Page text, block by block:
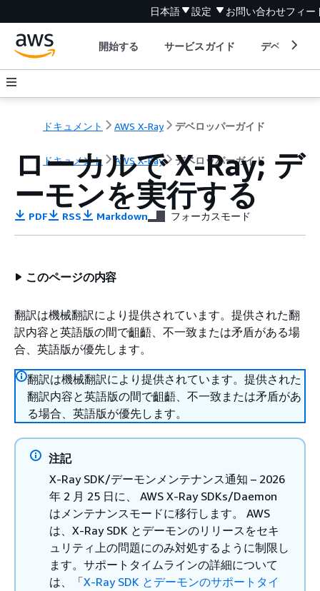
日本語 設定 お問い合わせフィー
開始する サービスガイド デベロッパ
ドキュメント AWS X-Ray デベロッパーガイド
ドキュメント AWS X-Ray デベロッパーガイド
ローカルで X-Ray; デ
ーモンを実行する
PDF RSS Markdown フォーカスモード
このページの内容
翻訳は機械翻訳により提供されています。提供された翻
訳内容と英語版の間で齟齬、不一致または矛盾がある場
合、英語版が優先します。
翻訳は機械翻訳により提供されています。提供された
翻訳内容と英語版の間で齟齬、不一致または矛盾があ
る場合、英語版が優先します。
注記
X-Ray SDK/デーモンメンテナンス通知 – 2026
年 2 月 25 日に、 AWS X-Ray SDKs/Daemon
はメンテナンスモードに移行します。 AWS
は、X-Ray SDK とデーモンのリリースをセキ
ュリティ上の問題にのみ対処するように制限し
ます。サポートタイムラインの詳細について
は、「X-Ray SDK とデーモンのサポートタイ